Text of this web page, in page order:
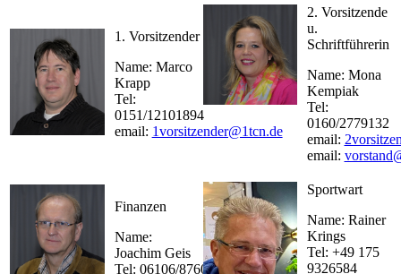
1. Vorsitzender
Name: Marco
Krapp
Tel:
0151/12101894
email: 1vorsitzender@1tcn.de
2. Vorsitzende
u.
Schriftführerin
Name: Mona
Kempiak
Tel:
0160/2779132
email:
email:
Finanzen
Name:
Joachim Geis
Tel: 06106/876026
Sportwart
Name: Rainer
Krings
Tel: +49 175
9326584